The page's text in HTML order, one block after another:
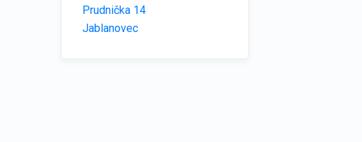
Prudnička 14
Jablanovec